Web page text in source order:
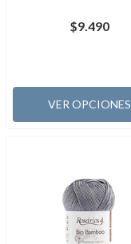
$9.490
VER OPCIONES